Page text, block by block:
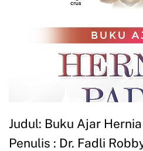
Judul: Buku Ajar
Penulis : Dr. Fadli